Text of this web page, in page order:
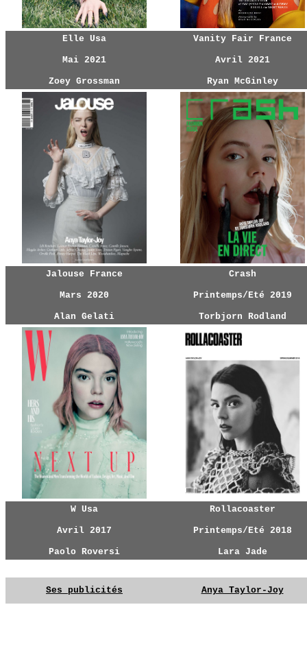
Elle Usa
Mai 2021
Zoey Grossman
Vanity Fair France
Avril 2021
Ryan McGinley
Jalouse France
Mars 2020
Alan Gelati
Crash
Printemps/Eté 2019
Torbjorn Rodland
W Usa
Avril 2017
Paolo Roversi
Rollacoaster
Printemps/Eté 2018
Lara Jade
Ses publicités Anya Taylor-Joy